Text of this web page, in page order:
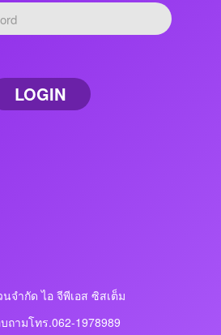
LOGIN
จำกัด ไอ จีพีเอส ซิสเต็ม
ถามโทร.062-1978989